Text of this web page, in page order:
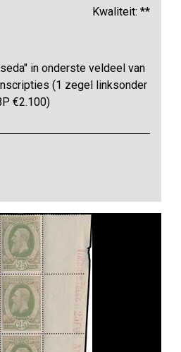
Kwaliteit: **
in onderste veldeel van
(1 zegel linksonder
€2.100)